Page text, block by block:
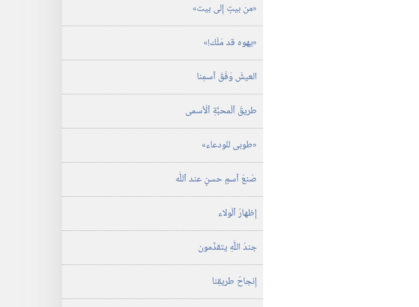
‏«من بيتٍ إِلى بيت»‏
‏«يهوه قد مَلَك!‏»‏
العيشُ وَفْقَ ٱسمِنا
طريقُ ٱلْمحبَّةِ ٱلْأسمى
‏«طوبى للودعاء»‏
صُنعُ ٱسمٍ حسنٍ عند ٱللّٰه
إِظهارُ ٱلْولاء
جندُ اللّٰهِ يتقدَّمون
إِنجاحُ طريقِنا